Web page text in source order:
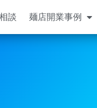
談 麺店開業事例